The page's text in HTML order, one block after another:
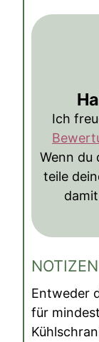
Ich
Wenn du
teile
NOTIZEN
Entweder
für